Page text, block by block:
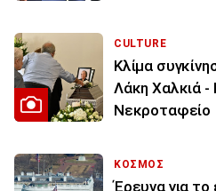
CULTURE
Κλίμα
Λάκη Χαλκιά
Νεκροταφείο
ΚΟΣΜΟΣ
Έρευνα για